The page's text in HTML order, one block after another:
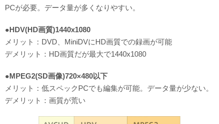
PCが必要。データ量が多くなりやすい。
●HDV(HD画質)1440x1080
メリット：DVD、MiniDVにHD画質での録画が可能
デメリット：HD画質だが最大で1440x1080
●MPEG2(SD画像)720×480以下
メリット：低スペックPCでも編集が可能。データ量が少ない。
デメリット：画質が荒い